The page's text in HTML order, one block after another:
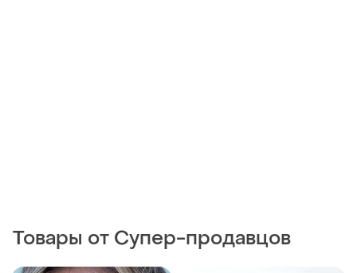
Товары от Супер-продавцов